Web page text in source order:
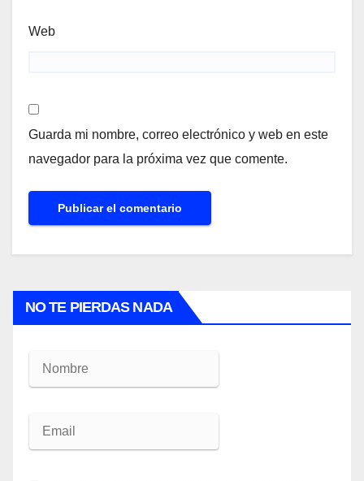
Web
Guarda mi nombre, correo electrónico y web en este
navegador para la próxima vez que comente.
NO TE PIERDAS NADA